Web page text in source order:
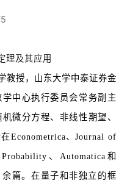
理及其应用
教授，山东大学中泰证券金
中心执行委员会常务副主
微分方程、非线性期望、
Econometrica、Journal of
、Automatica和
篇。在量子和非独立的框